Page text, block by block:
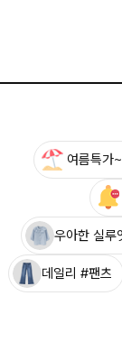
여름특가
우아한 실루
데일리 #팬츠